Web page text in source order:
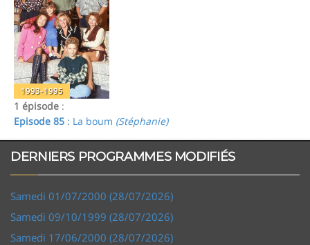
1993-1995
1 épisode :
Episode 85 : La boum (Stéphanie)
DERNIERS PROGRAMMES MODIFIÉS
Samedi 01/07/2000 (28/07/2026)
Samedi 09/10/1999 (28/07/2026)
Samedi 17/06/2000 (28/07/2026)